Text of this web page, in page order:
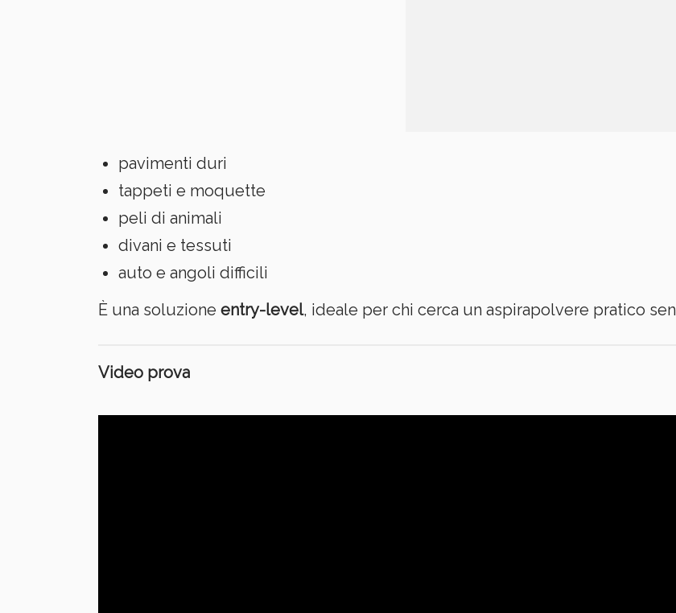
pavimenti duri
tappeti e moquette
peli di animali
divani e tessuti
auto e angoli difficili
È una soluzione entry-level, ideale per chi cerca un aspirapolvere pratico
Video prova